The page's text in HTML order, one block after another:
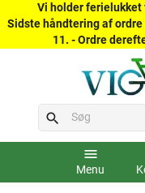
Vi holder ferielukket
Sidste håndtering af ordre
11. - Ordre
search
menu
Menu